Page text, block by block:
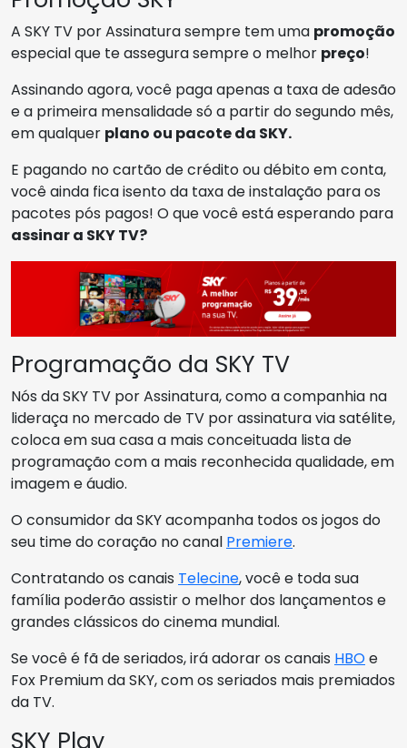
A SKY TV por Assinatura sempre tem uma promoção
especial que te assegura sempre o melhor preço!
Assinando agora, você paga apenas a taxa de adesão
e a primeira mensalidade só a partir do segundo mês,
em qualquer plano ou pacote da SKY.
E pagando no cartão de crédito ou débito em conta,
você ainda fica isento da taxa de instalação para os
pacotes pós pagos! O que você está esperando para
assinar a SKY TV?
Programação da SKY TV
Nós da SKY TV por Assinatura, como a companhia na
lideraça no mercado de TV por assinatura via satélite,
coloca em sua casa a mais conceituada lista de
programação com a mais reconhecida qualidade, em
imagem e áudio.
O consumidor da SKY acompanha todos os jogos do
seu time do coração no canal Premiere.
Contratando os canais Telecine, você e toda sua
família poderão assistir o melhor dos lançamentos e
grandes clássicos do cinema mundial.
Se você é fã de seriados, irá adorar os canais HBOe
Fox Premium da SKY, com os seriados mais premiados
da TV.
SKY Play